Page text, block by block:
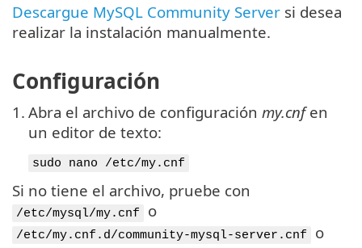
Descargue MySQL Community Server si desea
realizar la instalación manualmente.
Configuración
1. Abra el archivo de configuración my.cnfen
un editor de texto:
sudo nano /etc/my.cnf
Si no tiene el archivo, pruebe con
/etc/mysql/my.cnf o
/etc/my.cnf.d/community-mysql-server.cnf
o